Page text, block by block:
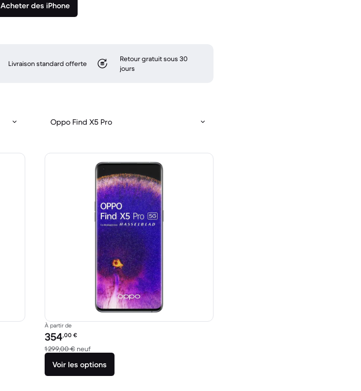
Acheter des iPhone
Livraison standard offerte
Retour gratuit sous 30
jours
Oppo Find X5 Pro
À partir de
Prix reconditionné :
354,00 €
1 299,00 € neufcontre 1 299,00 € neuf
Voir les options